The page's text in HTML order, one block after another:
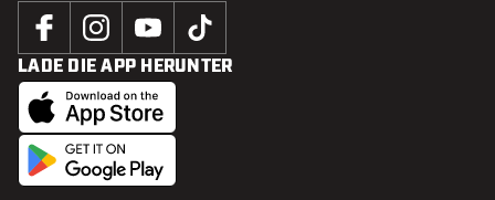
LADE DIE APP HERUNTER